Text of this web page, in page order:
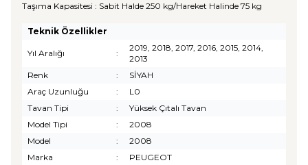
Taşıma Kapasitesi : Sabit Halde 250 kg/Hareket Halinde 75 kg
Teknik Özellikler
Yıl Aralığı :
2019, 2018, 2017, 2016, 2015, 2014,
2013
Renk
:
SİYAH
Araç Uzunluğu
:
L0
Tavan Tipi
:
Yüksek Çıtalı Tavan
Model Tipi
:
2008
Model
:
2008
Marka
:
PEUGEOT